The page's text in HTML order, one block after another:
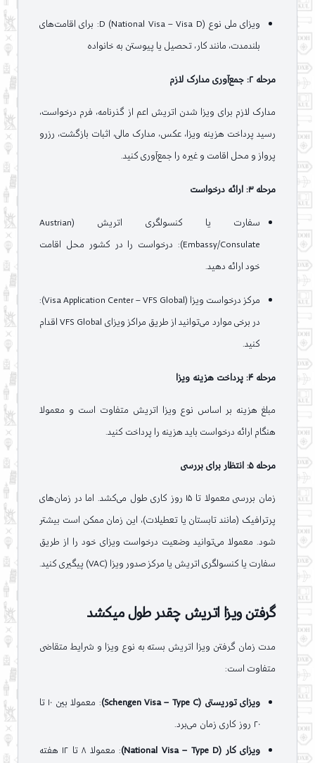
ویزای ملی نوع D (National Visa – Visa D): برای اقامت‌های
بلندمدت، مانند کار، تحصیل یا پیوستن به خانواده
مرحله ۲: جمع‌آوری مدارک لازم
مدارک لازم برای ویزا شدن اتریش اعم از گذرنامه، فرم درخواست،
رسید پرداخت هزینه ویزا، عکس، مدارک مالی، اثبات بازگشت، رزرو
پرواز و محل اقامت و غیره را جمع‌آوری کنید.
مرحله ۳: ارائه درخواست
سفارت یا کنسولگری اتریش (Austrian
Embassy/Consulate): درخواست را در کشور محل اقامت
خود ارائه دهید.
مرکز درخواست ویزا (Visa Application Center – VFS Global):
در برخی موارد می‌توانید از طریق مراکز ویزای VFS Global اقدام
کنید.
مرحله ۴: پرداخت هزینه ویزا
مبلغ هزینه بر اساس نوع ویزا اتریش متفاوت است و معمولا
هنگام ارائه درخواست باید هزینه را پرداخت کنید.
مرحله ۵: انتظار برای بررسی
زمان بررسی معمولا تا ۱۵ روز کاری طول می‌کشد. اما در زمان‌های
پرترافیک (مانند تابستان یا تعطیلات)، این زمان ممکن است بیشتر
شود. معمولا می‌توانید وضعیت درخواست ویزای خود را از طریق
سفارت یا کنسولگری اتریش یا مرکز صدور ویزا (VAC) پیگیری کنید.
گرفتن ویزا اتریش چقدر طول میکشد
مدت زمان گرفتن ویزا اتریش بسته به نوع ویزا و شرایط متقاضی
متفاوت است:
ویزای توریستی (Schengen Visa – Type C)
: معمولا بین ۱۰ تا
۲۰ روز کاری زمان می‌برد.
ویزای کار (National Visa – Type D)
: معمولا ۸ تا ۱۲ هفته